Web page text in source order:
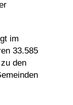
im
33.585
den